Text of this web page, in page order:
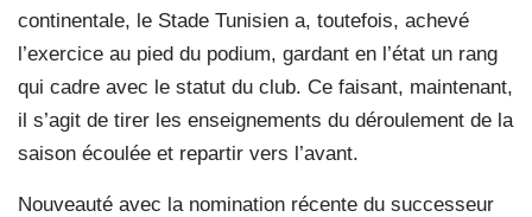
continentale, le Stade Tunisien a, toutefois, achevé
l’exercice au pied du podium, gardant en l’état un rang
qui cadre avec le statut du club. Ce faisant, maintenant,
il s’agit de tirer les enseignements du déroulement de la
saison écoulée et repartir vers l’avant.
Nouveauté avec la nomination récente du successeur